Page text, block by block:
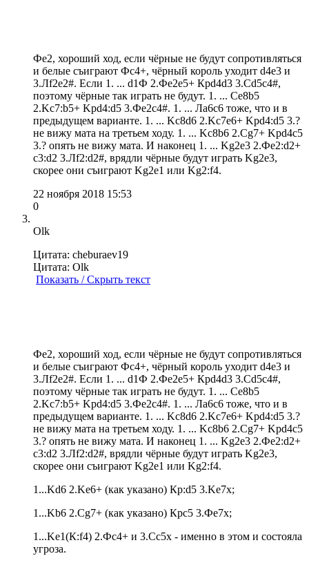
Фе2, хороший ход, если чёрные не будут сопротивляться
и белые съиграют Фс4+, чёрный король уходит d4e3 и
3.Лf2e2#. Если 1. ... d1Ф 2.Фe2е5+ Крd4d3 3.Cd5c4#,
поэтому чёрные так играть не будут. 1. ... Ce8b5
2.Kc7:b5+ Kpd4:d5 3.Фе2с4#. 1. ... Лa6c6 тоже, что и в
предыдущем варианте. 1. ... Kc8d6 2.Kc7e6+ Kpd4:d5 3.?
не вижу мата на третьем ходу. 1. ... Kc8b6 2.Cg7+ Kpd4c5
3.? опять не вижу мата. И наконец 1. ... Kg2e3 2.Фe2:d2+
c3:d2 3.Лf2:d2#, врядли чёрные будут играть Kg2e3,
скорее они съиграют Kg2e1 или Kg2:f4.
22 ноября 2018 15:53
0
Olk
Цитата: cheburaev19
Цитата: Olk
Показать / Скрыть текст
Фе2, хороший ход, если чёрные не будут сопротивляться
и белые съиграют Фс4+, чёрный король уходит d4e3 и
3.Лf2e2#. Если 1. ... d1Ф 2.Фe2е5+ Крd4d3 3.Cd5c4#,
поэтому чёрные так играть не будут. 1. ... Ce8b5
2.Kc7:b5+ Kpd4:d5 3.Фе2с4#. 1. ... Лa6c6 тоже, что и в
предыдущем варианте. 1. ... Kc8d6 2.Kc7e6+ Kpd4:d5 3.?
не вижу мата на третьем ходу. 1. ... Kc8b6 2.Cg7+ Kpd4c5
3.? опять не вижу мата. И наконец 1. ... Kg2e3 2.Фe2:d2+
c3:d2 3.Лf2:d2#, врядли чёрные будут играть Kg2e3,
скорее они съиграют Kg2e1 или Kg2:f4.
1...Kd6 2.Ke6+ (как указано) Кр:d5 3.Ke7x;
1...Kb6 2.Cg7+ (как указано) Крс5 3.Фe7x;
1...Ke1(К:f4) 2.Фс4+ и 3.Сс5x - именно в этом и состояла
угроза.